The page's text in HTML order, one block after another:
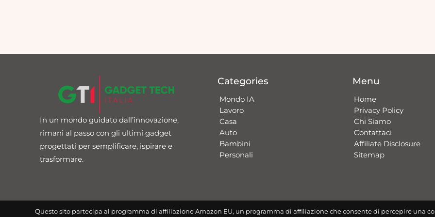
In un mondo guidato dall’innovazione,
rimani al passo con gli ultimi gadget
progettati per semplificare, ispirare e
trasformare.
Categories
Mondo IA
Lavoro
Casa
Auto
Bambini
Personali
Menu
Home
Privacy Policy
Chi Siamo
Contattaci​
Affiliate Disclosure
Sitemap
Questo sito partecipa al programma di affiliazione Amazon EU, un programma di affiliazione che consente di percepire una